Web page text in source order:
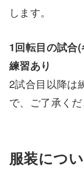
します。
1回転目の試合
練習あり
2試合目以降は
で、ご了承くだ
服装につ